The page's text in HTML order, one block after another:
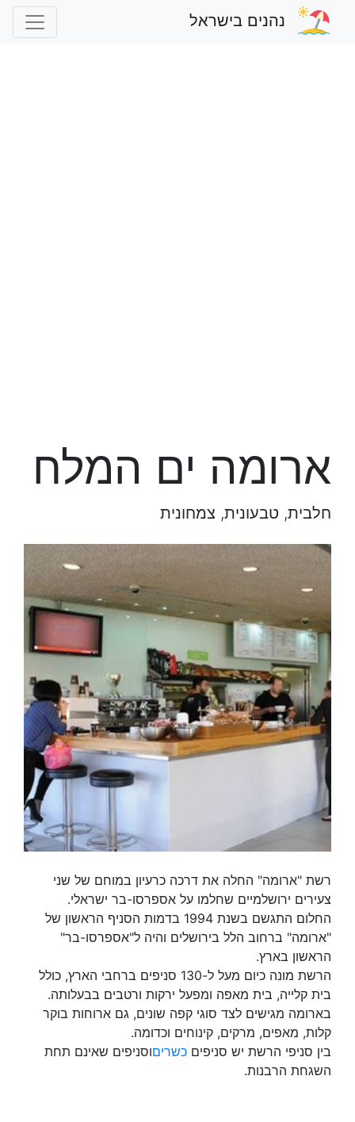
נהנים בישראל
ארומה ים המלח
חלבית, טבעונית, צמחונית
רשת "ארומה" החלה את דרכה כרעיון במוחם של שני
צעירים ירושלמיים שחלמו על אספרסו-בר ישראלי.
החלום התגשם בשנת 1994 בדמות הסניף הראשון של
"ארומה" ברחוב הלל בירושלים והיה ל"אספרסו-בר"
הראשון בארץ.
הרשת מונה כיום מעל ל-130 סניפים ברחבי הארץ, כולל
בית קלייה, בית מאפה ומפעל ירקות ורטבים בבעלותה.
בארומה מגישים לצד סוגי קפה שונים, גם ארוחות בוקר
קלות, מאפים, מרקים, קינוחים וכדומה.
בין סניפי הרשת יש סניפים כשריםוסניפים שאינם תחת
השגחת הרבנות.